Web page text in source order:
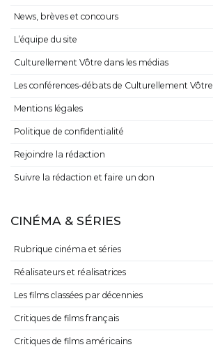
News, brèves et concours
L’équipe du site
Culturellement Vôtre dans les médias
Les conférences-débats de Culturellement Vôtre
Mentions légales
Politique de confidentialité
Rejoindre la rédaction
Suivre la rédaction et faire un don
CINÉMA & SÉRIES
Rubrique cinéma et séries
Réalisateurs et réalisatrices
Les films classées par décennies
Critiques de films français
Critiques de films américains